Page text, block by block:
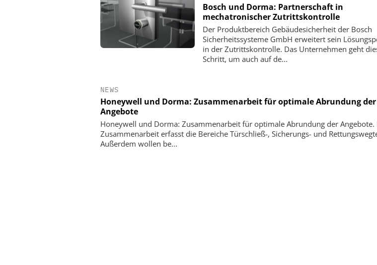
Bosch und Dorma: Partnerschaft in
mechatronischer Zutrittskontrolle
Der Produktbereich Gebäudesicherheit der Bosch
Sicherheitssysteme GmbH erweitert sein
in der Zutrittskontrolle. Das Unternehmen geht
Schritt, um auch auf de...
NEWS
Honeywell und Dorma: Zusammenarbeit für optimale Abrundung der
Angebote
Honeywell und Dorma: Zusammenarbeit für optimale Abrundung der Angebote.
Zusammenarbeit erfasst die Bereiche Türschließ-, Sicherungs- und
Außerdem wollen be...